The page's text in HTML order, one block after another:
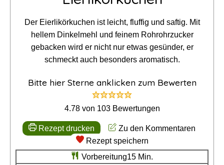
Der Eierlikörkuchen ist leicht, fluffig und saftig. Mit
hellem Dinkelmehl und feinem Rohrohrzucker
gebacken wird er nicht nur etwas gesünder, er
schmeckt auch besonders aromatisch.
Bitte hier Sterne anklicken zum Bewerten
4.78von 103Bewertungen
Rezept drucken
Zu den Kommentaren
Rezept speichern
Vorbereitung15Minuten
Min.